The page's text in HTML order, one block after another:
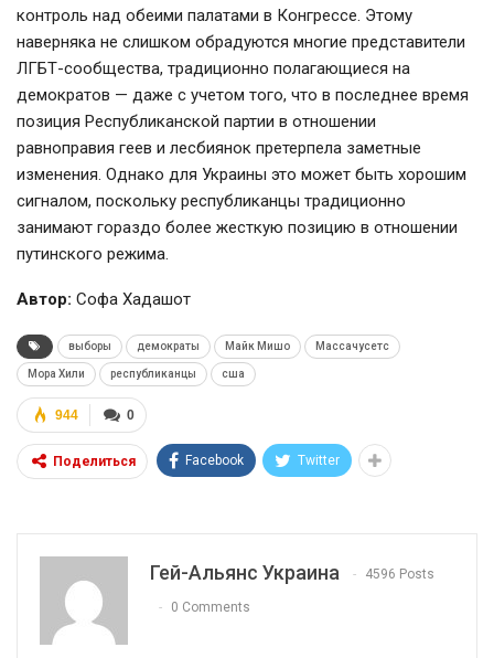
контроль над обеими палатами в Конгрессе. Этому
наверняка не слишком обрадуются многие представители
ЛГБТ-сообщества, традиционно полагающиеся на
демократов — даже с учетом того, что в последнее время
позиция Республиканской партии в отношении
равноправия геев и лесбиянок претерпела заметные
изменения. Однако для Украины это может быть хорошим
сигналом, поскольку республиканцы традиционно
занимают гораздо более жесткую позицию в отношении
путинского режима.
Автор: Софа Хадашот
выборы демократы Майк Мишо Массачусетс
Мора Хили республиканцы сша
0
944
Поделиться Facebook Twitter
Гей-Альянс Украина 4596 Posts
0 Comments